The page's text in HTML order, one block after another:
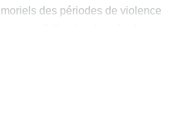
des périodes de violence
et éthique :
victimes/bourreaux, mise en
/ de l’ethnographe, etc. On